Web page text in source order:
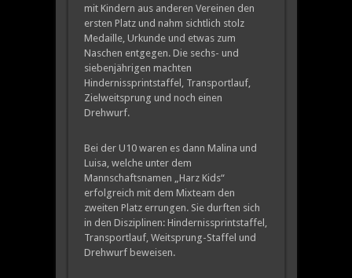
mit Kindern aus anderen Vereinen den
ersten Platz und nahm sichtlich stolz
Medaille, Urkunde und etwas zum
Naschen entgegen. Die sechs- und
siebenjährigen machten
Hindernissprintstaffel, Transportlauf,
Zielweitsprung und noch einen
Drehwurf.
Bei der U10 waren es dann Malina und
Luisa, welche unter dem
Mannschaftsnamen „Harz Kids“
erfolgreich mit dem Mixteam den
zweiten Platz errungen. Sie durften sich
in den Disziplinen: Hindernissprintstaffel,
Transportlauf, Weitsprung-Staffel und
Drehwurf beweisen.